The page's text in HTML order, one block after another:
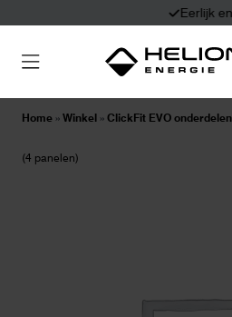
Eerlijk en
Home » Winkel » ClickFit EVO onderdelen
(4 panelen)
Thuisbatterijen
Laadpalen